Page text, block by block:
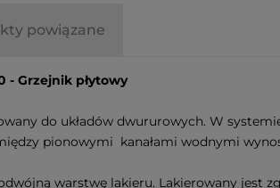
powiązane
- Grzejnik płytowy
do układów dwururowych. W
pionowymi kanałami wodnymi
warstwę lakieru. Lakierowany jest